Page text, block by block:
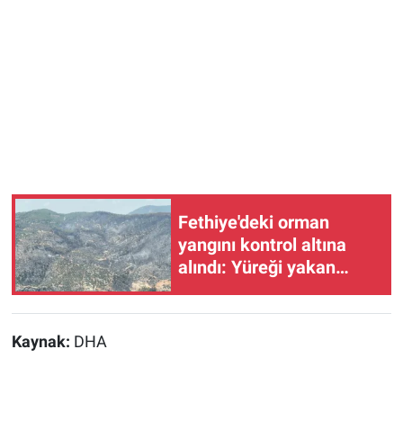
Fethiye'deki orman
yangını kontrol altına
alındı: Yüreği yakan
manzara böyle
görüntülendi!
Kaynak: DHA